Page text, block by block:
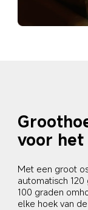
voor
Met een groot
automatisch 120
100 graden
elke hoek van